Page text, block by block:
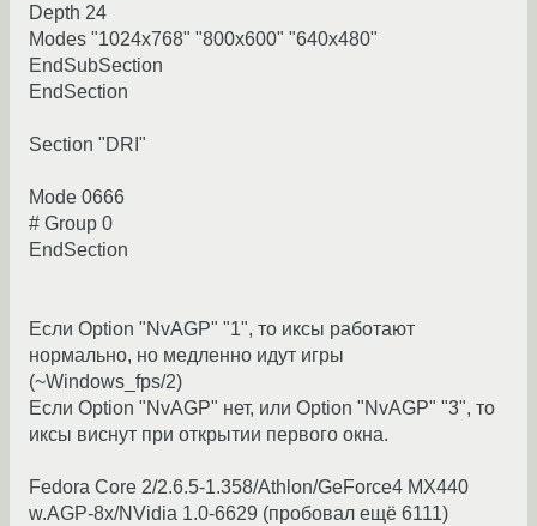
Depth 24
Modes "1024x768" "800x600" "640x480"
EndSubSection
EndSection
Section "DRI"
Mode 0666
# Group 0
EndSection
Если Option "NvAGP" "1", то иксы работают
нормально, но медленно идут игры
(~Windows_fps/2)
Если Option "NvAGP" нет, или Option "NvAGP" "3", то
иксы виснут при открытии первого окна.
Fedora Core 2/2.6.5-1.358/Athlon/GeForce4 MX440
w.AGP-8x/NVidia 1.0-6629 (пробовал ещё 6111)